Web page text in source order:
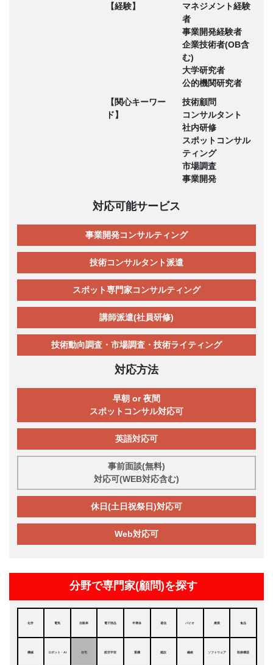
【経験】
マネジメント経験
者
事業開発経験者
企業技術者(OB含
む)
大学研究者
公的機関研究者
【関心キーワー
ド】
技術顧問
コンサルタント
社内研修
スポットコンサル
ティング
市場調査
事業開発
対応可能サービス
事業開発コンサルティング
技術コンサルタント派遣
スポット専門家コンサルティング
講師派遣(社員研修)
技術動向調査・市場調査・技術ライティング
対応方法
早朝 or 夜間
スポットコンサル対応可
英語対応可
事前面談(無料)
対応可(WEB対応含む)
休日(土日祝祭日)対応可
Web対応可
分野で専門家(顧問)を探す
化学 電気 自動車 電子部品 半導体 通信 バイオ 農業 食品
機械 ロボット・AI 住宅 航空宇宙 重機 建設 繊維 ソフトウェア 医療機器